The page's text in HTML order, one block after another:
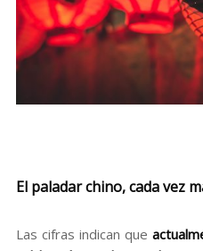
El paladar chino, cada vez
Las cifras indican que